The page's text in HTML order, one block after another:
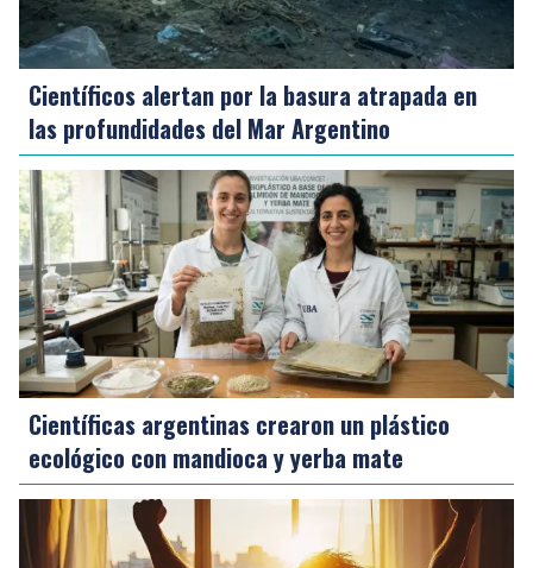
Científicos alertan por la basura atrapada en
las profundidades del Mar Argentino
Científicas argentinas crearon un plástico
ecológico con mandioca y yerba mate